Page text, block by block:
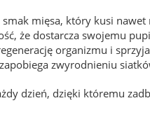
mięsa, który kusi
że dostarcza swojemu
organizmu i
zwyrodnieniu
dzień, dzięki któremu